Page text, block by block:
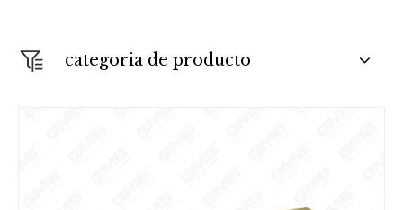
categoria de producto